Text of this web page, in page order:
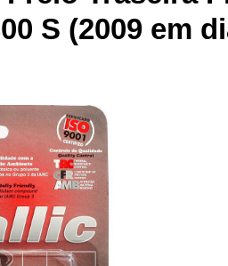
S (2009 em